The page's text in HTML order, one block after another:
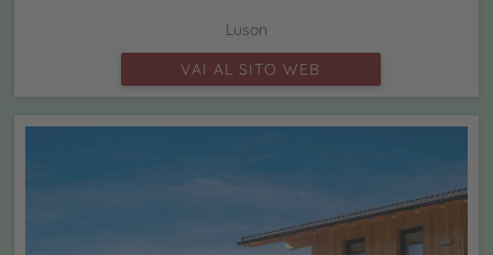
Luson
VAI AL SITO WEB